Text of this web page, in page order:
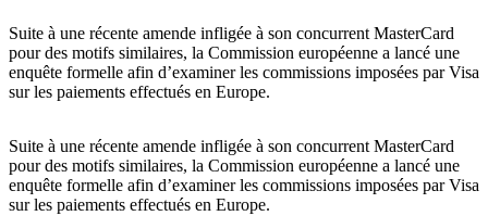
Suite à une récente amende infligée à son concurrent MasterCard
pour des motifs similaires, la Commission européenne a lancé une
enquête formelle afin d’examiner les commissions imposées par Visa
sur les paiements effectués en Europe.
Suite à une récente amende infligée à son concurrent MasterCard
pour des motifs similaires, la Commission européenne a lancé une
enquête formelle afin d’examiner les commissions imposées par Visa
sur les paiements effectués en Europe.